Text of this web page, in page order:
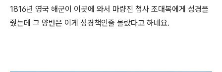
1816년 영국 해군이 이곳에 와서 마량진 첨사 조대복에게 성경을
줬는데 그 양반은 이게 성경책인줄 몰랐다고 하네요.